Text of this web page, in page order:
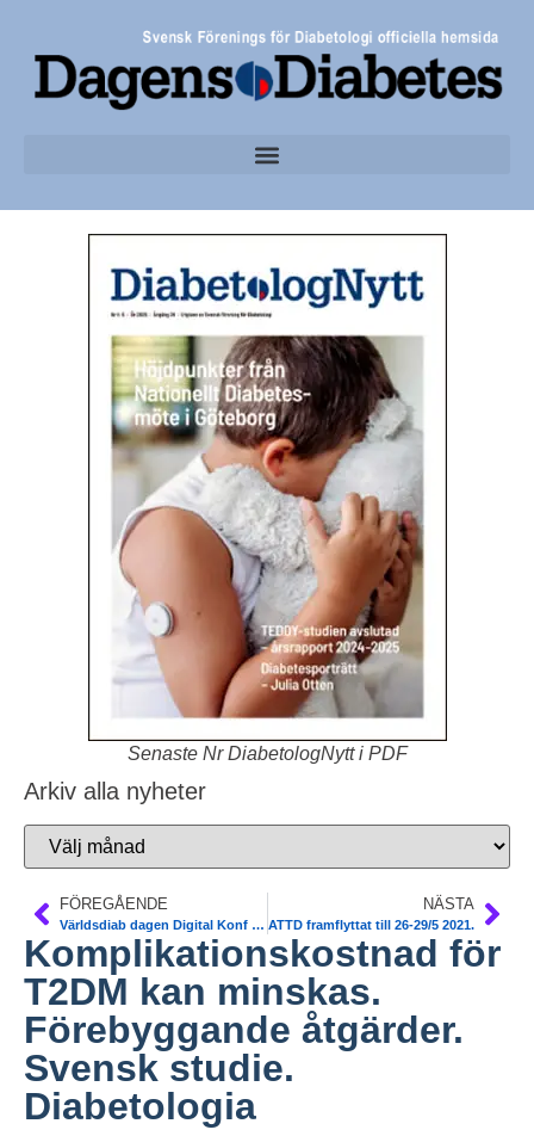
Senaste Nr DiabetologNytt i PDF
Arkiv alla nyheter
FÖREGÅENDE
Världsdiab dagen Digital Konf 13/11 12.30-16. DM SFD. 0 kr
NÄSTA
ATTD framflyttat till 26-29/5 2021.
Komplikationskostnad för
T2DM kan minskas.
Förebyggande åtgärder.
Svensk studie.
Diabetologia